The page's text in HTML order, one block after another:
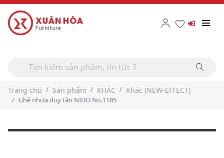
Trang chủ Sản phẩm KHÁC Khác (NEW-EFFECT)
Ghế nhựa duy tân NIDO No.1185